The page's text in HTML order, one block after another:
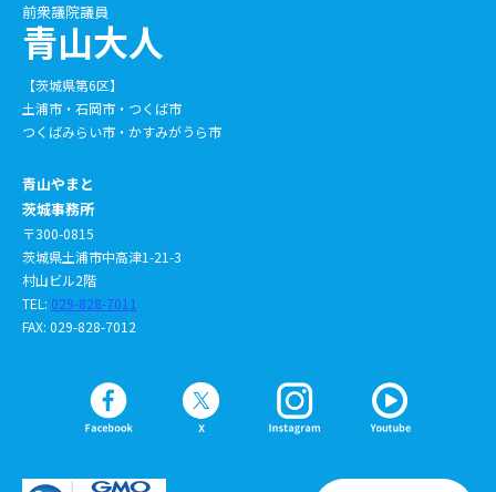
前衆議院議員
青山大人
【茨城県第6区】
土浦市・石岡市・つくば市
つくばみらい市・かすみがうら市
青山やまと
茨城事務所
〒300-0815
茨城県土浦市中高津1-21-3
村山ビル2階
TEL: 029-828-7011
FAX: 029-828-7012